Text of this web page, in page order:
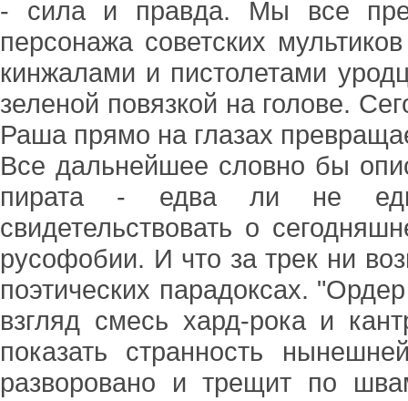
- сила и правда. Мы все
персонажа советских
кинжалами и пистолетами
зеленой повязкой на голове.
Раша прямо на глазах
Все дальнейшее словно бы
пирата - едва ли не
свидетельствовать о
русофобии. И что за трек ни
поэтических парадоксах.
взгляд смесь хард-рока и
показать странность
разворовано и трещит по